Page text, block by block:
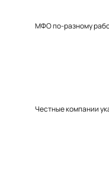
МФО по-разному
Честные компании